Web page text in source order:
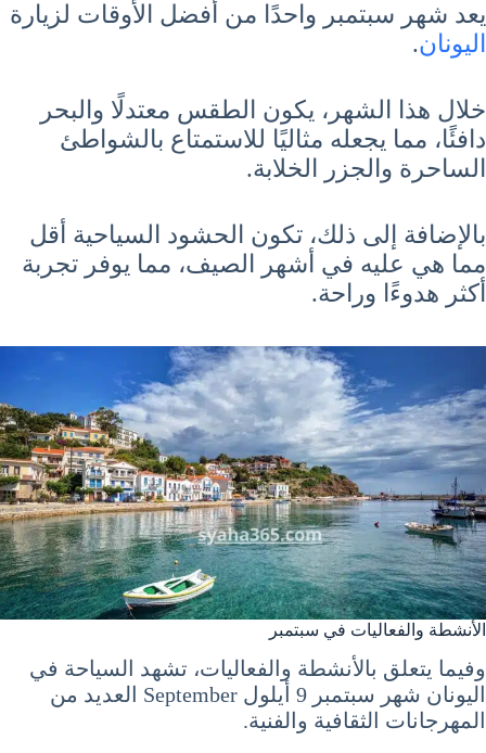
يعد شهر سبتمبر واحدًا من أفضل الأوقات لزيارة
اليونان.
خلال هذا الشهر، يكون الطقس معتدلًا والبحر
دافئًا، مما يجعله مثاليًا للاستمتاع بالشواطئ
الساحرة والجزر الخلابة.
بالإضافة إلى ذلك، تكون الحشود السياحية أقل
مما هي عليه في أشهر الصيف، مما يوفر تجربة
أكثر هدوءًا وراحة.
الأنشطة والفعاليات في سبتمبر
وفيما يتعلق بالأنشطة والفعاليات، تشهد السياحة في
اليونان شهر سبتمبر 9 أيلول September العديد من
المهرجانات الثقافية والفنية.